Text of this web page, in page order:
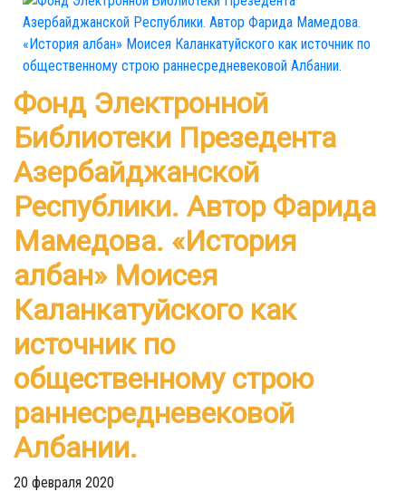
Фонд Электронной
Библиотеки Презедента
Азербайджанской
Республики. Автор Фарида
Мамедова. «История
албан» Моисея
Каланкатуйского как
источник по
общественному строю
раннесредневековой
Албании.
20 февраля 2020